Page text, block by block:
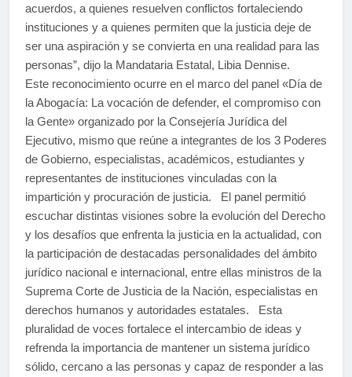
acuerdos, a quienes resuelven conflictos fortaleciendo
instituciones y a quienes permiten que la justicia deje de
ser una aspiración y se convierta en una realidad para las
personas”, dijo la Mandataria Estatal, Libia Dennise.
Este reconocimiento ocurre en el marco del panel «Día de
la Abogacía: La vocación de defender, el compromiso con
la Gente» organizado por la Consejería Jurídica del
Ejecutivo, mismo que reúne a integrantes de los 3 Poderes
de Gobierno, especialistas, académicos, estudiantes y
representantes de instituciones vinculadas con la
impartición y procuración de justicia. El panel permitió
escuchar distintas visiones sobre la evolución del Derecho
y los desafíos que enfrenta la justicia en la actualidad, con
la participación de destacadas personalidades del ámbito
jurídico nacional e internacional, entre ellas ministros de la
Suprema Corte de Justicia de la Nación, especialistas en
derechos humanos y autoridades estatales. Esta
pluralidad de voces fortalece el intercambio de ideas y
refrenda la importancia de mantener un sistema jurídico
sólido, cercano a las personas y capaz de responder a las